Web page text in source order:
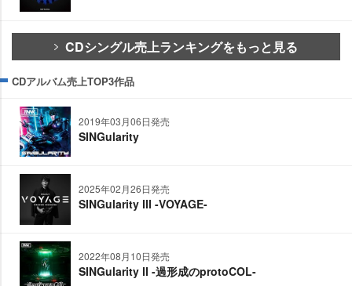
CDシングル売上ランキングをもっと見る
CDアルバム売上TOP3作品
2019年03月06日発売
SINGularity
2025年02月26日発売
SINGularity Ⅲ -VOYAGE-
2022年08月10日発売
SINGularity Ⅱ -過形成のprotoCOL-